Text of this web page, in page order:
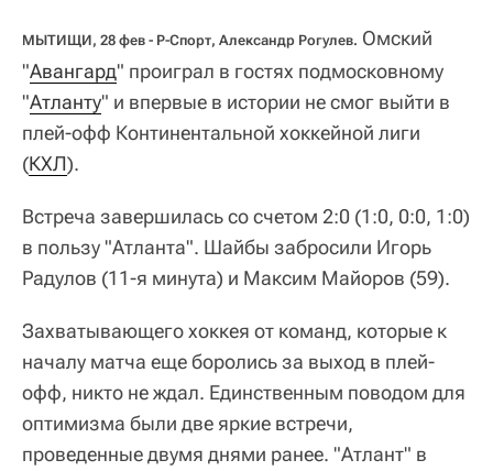
МЫТИЩИ, 28 фев - Р-Спорт, Александр Рогулев. Омский
"Авангард" проиграл в гостях подмосковному
"Атланту" и впервые в истории не смог выйти в
плей-офф Континентальной хоккейной лиги
(КХЛ).
Встреча завершилась со счетом 2:0 (1:0, 0:0, 1:0)
в пользу "Атланта". Шайбы забросили Игорь
Радулов (11-я минута) и Максим Майоров (59).
Захватывающего хоккея от команд, которые к
началу матча еще боролись за выход в плей-
офф, никто не ждал. Единственным поводом для
оптимизма были две яркие встречи,
проведенные двумя днями ранее. "Атлант" в